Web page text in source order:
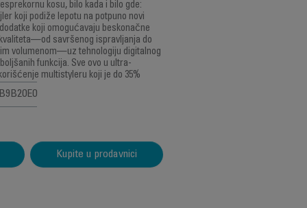
kosu, bilo kada i bilo gde:
koji podiže lepotu na potpuno novi
koji omogućavaju beskonačne
savršenog ispravljanja do
volumenom—uz tehnologiju digitalnog
funkcija. Sve ovo u ultra-
multistyleru koji je do 35%
Kupite u prodavnici